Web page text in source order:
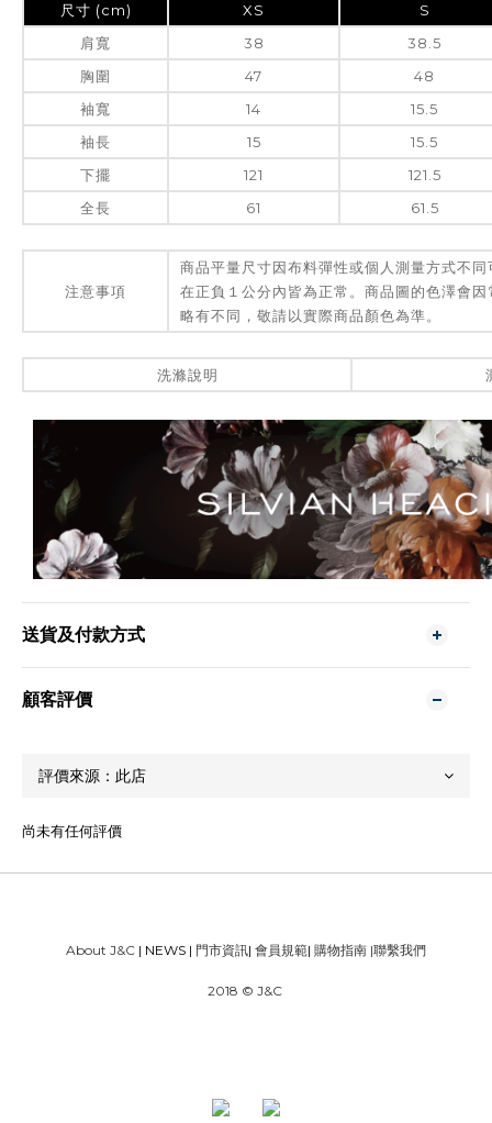
尺寸 (cm) XS
S
肩寬
38
38.5
胸圍
47
48
袖寬
14
15.5
袖長
15
15.5
下擺
121
121.5
全長
61 61.5
注意事項
商品平量尺寸因布料彈性或個人測量方式不
在正負１公分內皆為正常。商品圖的色澤會
略有不同，敬請以實際商品顏色為準。
洗滌說明
送貨及付款方式
顧客評價
尚未有任何評價
About J&C | NEWS | 門市資訊| 會員規範| 購物指南 |聯繫我們
2018 © J&C